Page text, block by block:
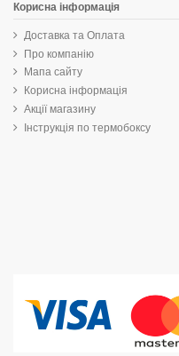
Корисна інформація
Доставка та Оплата
Про компанію
Мапа сайту
Корисна інформація
Акції магазину
Інструкція по термобоксу